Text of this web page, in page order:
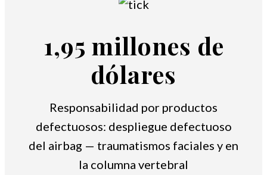
1,95 millones de
dólares
Responsabilidad por productos
defectuosos: despliegue defectuoso
del airbag — traumatismos faciales y en
la columna vertebral